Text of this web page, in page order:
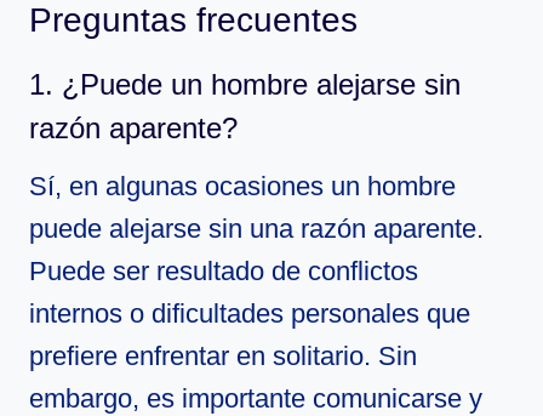
Preguntas frecuentes
1. ¿Puede un hombre alejarse sin
razón aparente?
Sí, en algunas ocasiones un hombre
puede alejarse sin una razón aparente.
Puede ser resultado de conflictos
internos o dificultades personales que
prefiere enfrentar en solitario. Sin
embargo, es importante comunicarse y